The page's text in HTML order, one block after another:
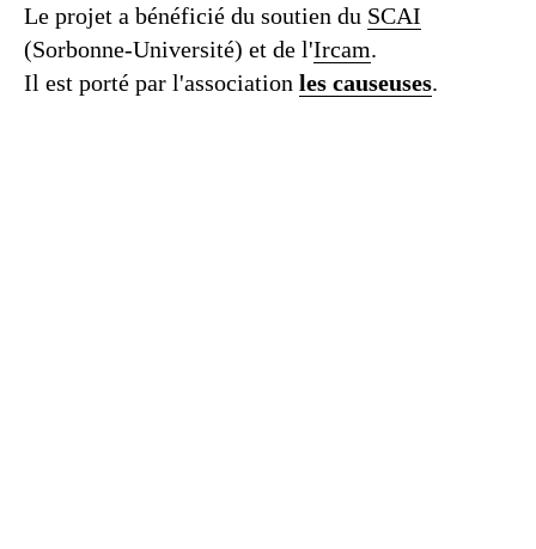
Le projet a bénéficié du soutien du SCAI
(Sorbonne-Université) et de l'Ircam.
Il est porté par l'association les causeuses.